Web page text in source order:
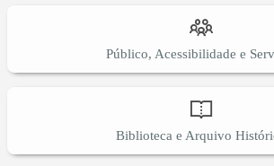
Público, Acessibilidade e
Biblioteca e Arquivo